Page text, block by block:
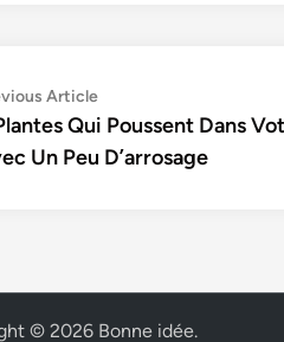
ArticlePrevious
article:
Qui Poussent Dans
Un Peu D’arrosage
© 2026 Bonne idée.